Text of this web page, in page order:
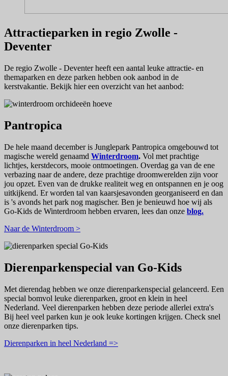
Attractieparken in regio Zwolle -
Deventer
De regio Zwolle - Deventer heeft een aantal leuke attractie- en
themaparken en deze parken hebben ook aanbod in de
kerstvakantie. Bekijk hier een overzicht van het aanbod:
Pantropica
De hele maand december is Junglepark Pantropica omgebouwd tot
magische wereld genaamd Winterdroom. Vol met prachtige
lichtjes, kerstdecors, mooie ontmoetingen. Overdag ga van de ene
verbazing naar de andere, deze prachtige droomwerelden zijn voor
jou opzet. Even van de drukke realiteit weg en ontspannen en je oog
uitkijkend. Er worden tal van kaarsjesavonden georganiseerd en dan
is 's avonds het park nog magischer. Ben je benieuwd hoe wij als
Go-Kids de Winterdroom hebben ervaren, lees dan onze blog.
Naar de Winterdroom >
Dierenparkenspecial van Go-Kids
Met dierendag hebben we onze dierenparkenspecial gelanceerd. Een
special bomvol leuke dierenparken, groot en klein in heel
Nederland. Veel dierenparken hebben deze periode allerlei extra's
Bij heel veel parken kun je ook leuke kortingen krijgen. Check snel
onze dierenparken tips.
Dierenparken in heel Nederland =>